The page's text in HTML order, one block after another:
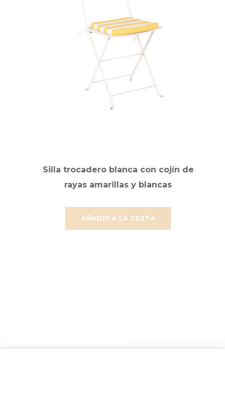
AÑADIR A LA CESTA
Silla trocadero blanca con cojín de
rayas amarillas y blancas